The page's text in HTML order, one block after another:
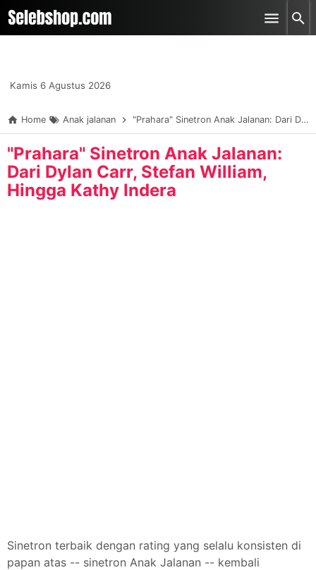
-->
Skip to main content
Kamis 6 Agustus 2026
Home Anak jalanan "Prahara" Sinetron Anak Jalanan: Dari Dylan Carr, Stefan William, Hingga Kathy Indera
"Prahara" Sinetron Anak Jalanan:
Dari Dylan Carr, Stefan William,
Hingga Kathy Indera
Sinetron terbaik dengan rating yang selalu konsisten di
papan atas -- sinetron Anak Jalanan -- kembali